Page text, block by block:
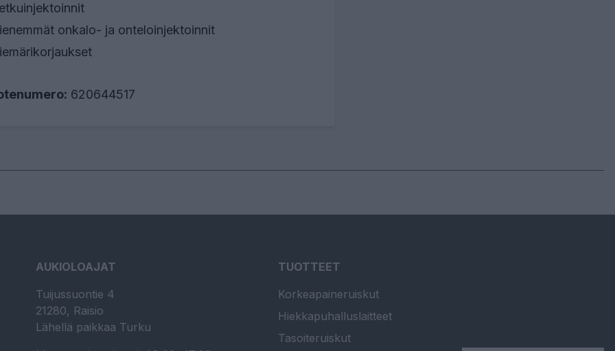
onkalo- ja onteloinjektoinnit
620644517
AUKIOLOAJAT
Tuijussuontie 4
21280, Raisio
Lähellä paikkaa Turku
TUOTTEET
Korkeapaineruiskut
Hiekkapuhalluslaitteet
Tasoiteruiskut